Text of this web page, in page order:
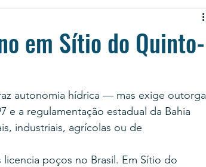
em Sítio do Quinto-
autonomia hídrica — mas exige outorga
e a regulamentação estadual da Bahia
industriais, agrícolas ou de
licencia poços no Brasil. Em Sítio do